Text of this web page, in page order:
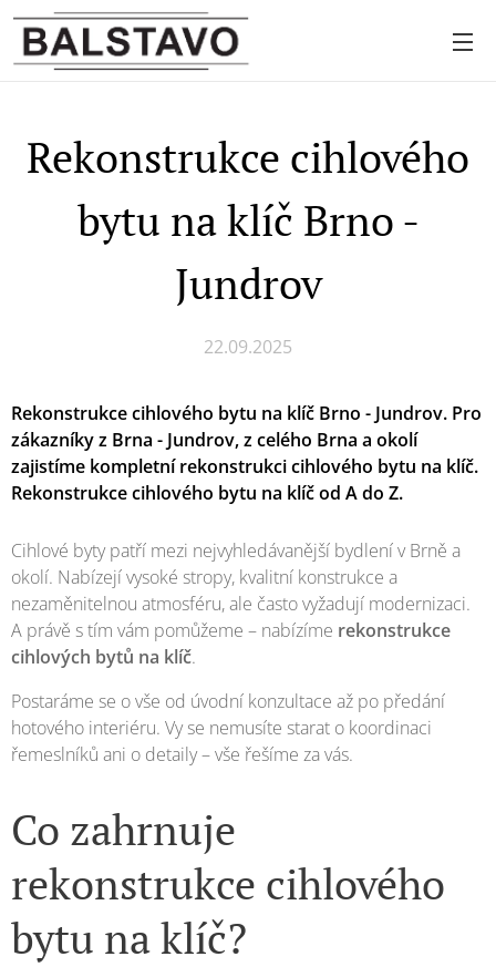
Rekonstrukce cihlového
bytu na klíč Brno -
Jundrov
22.09.2025
Rekonstrukce cihlového bytu na klíč Brno - Jundrov. Pro
zákazníky z Brna - Jundrov, z celého Brna a okolí
zajistíme kompletní rekonstrukci cihlového bytu na klíč.
Rekonstrukce cihlového bytu na klíč od A do Z.
Cihlové byty patří mezi nejvyhledávanější bydlení v Brně a
okolí. Nabízejí vysoké stropy, kvalitní konstrukce a
nezaměnitelnou atmosféru, ale často vyžadují modernizaci.
A právě s tím vám pomůžeme – nabízíme rekonstrukce
cihlových bytů na klíč.
Postaráme se o vše od úvodní konzultace až po předání
hotového interiéru. Vy se nemusíte starat o koordinaci
řemeslníků ani o detaily – vše řešíme za vás.
Co zahrnuje
rekonstrukce cihlového
bytu na klíč?